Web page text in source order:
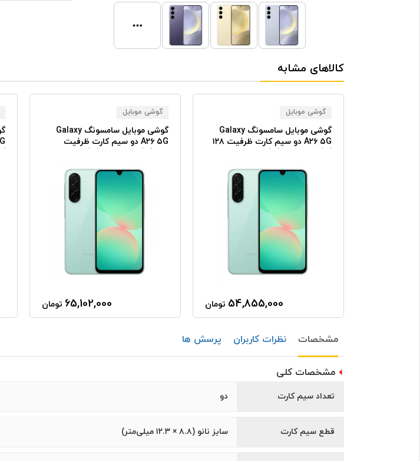
کالاهای مشابه
گوشی موبایل
گوشی موبایل سامسونگ Galaxy
A۲۶ ۵G دو سیم کارت ظرفیت ۱۲۸
54,855,000 تومان
گوشی موبایل
گوشی موبایل سامسونگ Galaxy
A۲۶ ۵G دو سیم کارت ظرفیت
65,102,000 تومان
مشخصات نظرات کاربران پرسش ها
مشخصات کلی
تعداد سیم کارت دو
قطع سیم کارت سایز نانو (۸.۸ × ۱۲.۳ میلی‌متر)